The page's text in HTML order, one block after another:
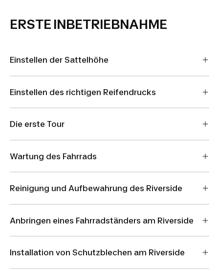
ERSTE INBETRIEBNAHME
Einstellen der Sattelhöhe
Einstellen des richtigen Reifendrucks
Die erste Tour
Wartung des Fahrrads
Reinigung und Aufbewahrung des Riverside
Anbringen eines Fahrradständers am Riverside
Installation von Schutzblechen am Riverside